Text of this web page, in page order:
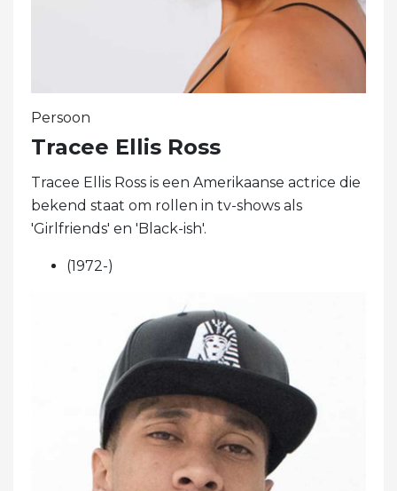
Persoon
Tracee Ellis Ross
Tracee Ellis Ross is een Amerikaanse actrice die
bekend staat om rollen in tv-shows als
'Girlfriends' en 'Black-ish'.
(1972-)